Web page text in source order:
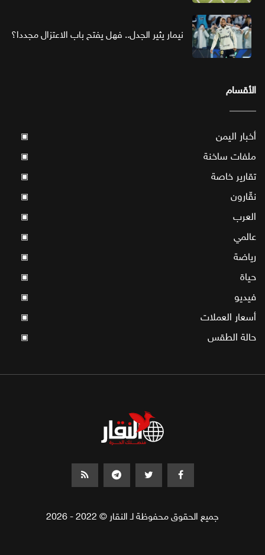
نيمار يثير الجدل.. فهل يفتح باب الاعتزال مجددا؟
الأقسام
أخبار اليمن ▣
ملفات ساخنة ▣
تقارير خاصة ▣
نقّارون ▣
العرب ▣
عالمي ▣
رياضة ▣
حياة ▣
فيديو ▣
أسعار العملات ▣
حالة الطقس ▣
جميع الحقوق محفوظة لـ النقار © 2022 - 2026